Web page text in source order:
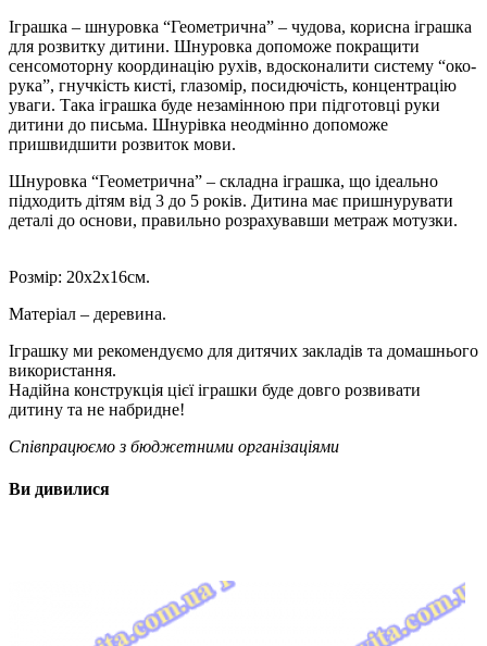
Іграшка – шнуровка “Геометрична” – чудова, корисна іграшка
для розвитку дитини. Шнуровка допоможе покращити
сенсомоторну координацію рухів, вдосконалити систему “око-
рука”, гнучкість кисті, глазомір, посидючість, концентрацію
уваги. Така іграшка буде незамінною при підготовці руки
дитини до письма. Шнурівка неодмінно допоможе
пришвидшити розвиток мови.
Шнуровка “Геометрична” – складна іграшка, що ідеально
підходить дітям від 3 до 5 років. Дитина має пришнурувати
деталі до основи, правильно розрахувавши метраж мотузки.
Розмір: 20х2х16см.
Матеріал – деревина.
Іграшку ми рекомендуємо для дитячих закладів та домашнього
використання.
Надійна конструкція цієї іграшки буде довго розвивати
дитину та не набридне!
Співпрацюємо з бюджетними організаціями
Ви дивилися